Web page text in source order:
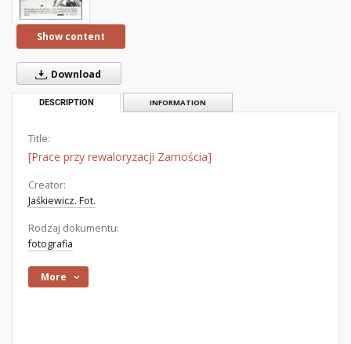
Show content
Download
DESCRIPTION INFORMATION
Title:
[Prace przy rewaloryzacji Zamościa]
Creator:
Jaśkiewicz. Fot.
Rodzaj dokumentu:
fotografia
More